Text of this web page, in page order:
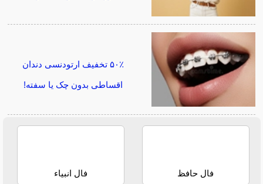
۵۰٪ تخفیف ارتودنسی دندان
اقساطی بدون چک یا سفته!
فال حافظ فال انبیاء